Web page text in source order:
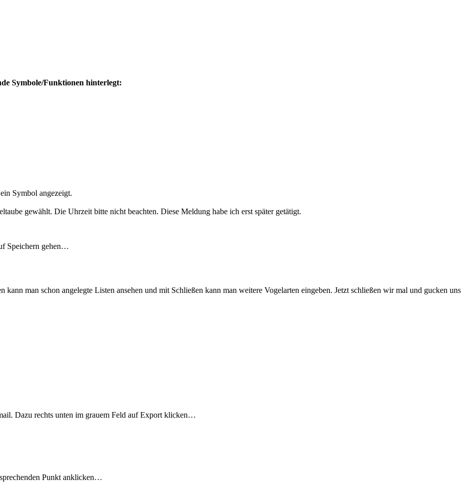
Symbole/Funktionen hinterlegt:
Symbol angezeigt.
gewählt. Die Uhrzeit bitte nicht beachten. Diese Meldung habe ich erst später getätigt.
Speichern gehen…
man schon angelegte Listen ansehen und mit Schließen kann man weitere Vogelarten eingeben. Jetzt schließen wir mal und gucken uns
Dazu rechts unten im grauem Feld auf Export klicken…
Punkt anklicken…